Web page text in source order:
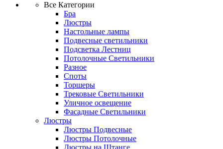
Все Категории
Бра
Люстры
Настольные лампы
Подвесные светильники
Подсветка Лестниц
Потолочные Светильники
Разное
Споты
Торшеры
Трековые Светильники
Уличное освещение
Фасадные Светильники
Люстры
Люстры Подвесные
Люстры Потолочные